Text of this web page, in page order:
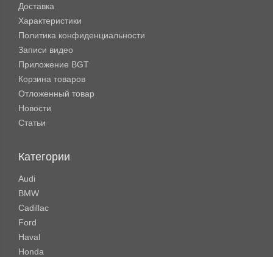
Доставка
Характеристики
Политика конфиденциальности
Записи видео
Приложение BGT
Корзина товаров
Отложенный товар
Новости
Статьи
Категории
Audi
BMW
Cadillac
Ford
Haval
Honda